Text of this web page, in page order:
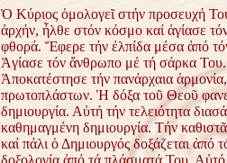
Ὁ Κύριος ὁμολογεῖ στήν προσευχή
ἀρχήν, ἦλθε στόν κόσμο καί ἁγίασε
φθορά. Ἔφερε τήν ἐλπίδα μέσα ἀπό
Ἁγίασε τόν ἄνθρωπο μέ τή σάρκα
Ἀποκατέστησε τήν πανάρχαια
πρωτοπλάστων. Ἡ δόξα τοῦ Θεοῦ
δημιουργία. Αὐτή τήν τελειότητα
καθημαγμένη δημιουργία. Τήν
καί πάλι ὁ Δημιουργός δοξάζεται ἀπό
δοξολογία ἀπό τά πλάσματά Του. Αὐτό